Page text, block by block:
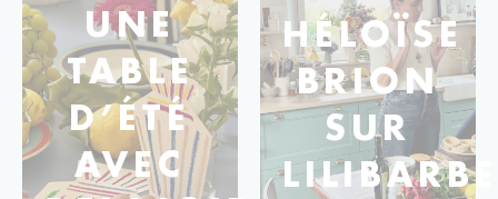
UNE
TABLE
D’ÉTÉ
AVEC
HÉLOÏSE
BRION
SUR